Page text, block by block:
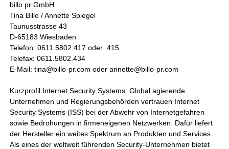
billo pr GmbH
Tina Billo / Annette Spiegel
Taunusstrasse 43
D-65183 Wiesbaden
Telefon: 0611.5802.417 oder .415
Telefax: 0611.5802.434
E-Mail: tina@billo-pr.com oder annette@billo-pr.com
Kurzprofil Internet Security Systems: Global agierende
Unternehmen und Regierungsbehörden vertrauen Internet
Security Systems (ISS) bei der Abwehr von Internetgefahren
sowie Bedrohungen in firmeneigenen Netzwerken. Dafür liefert
der Hersteller ein weites Spektrum an Produkten und Services.
Als eines der weltweit führenden Security-Unternehmen bietet